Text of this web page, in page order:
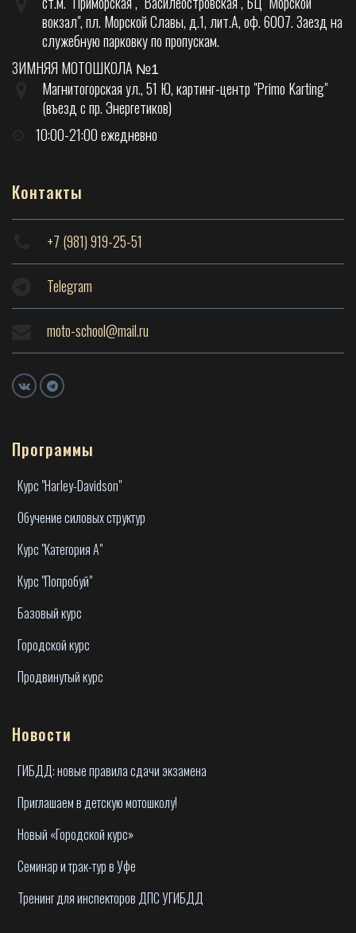
вокзал", пл. Морской Славы, д.1, лит.А, оф. 6007. Заезд на
служебную парковку по пропускам.
ЗИМНЯЯ МОТОШКОЛА №1
Магнитогорская ул., 51 Ю, картинг-центр "Primo Karting"
(въезд с пр. Энергетиков)
10:00-21:00 ежедневно
Контакты
+7 (981) 919-25-51
Telegram
moto-school@mail.ru
Программы
Курс "Harley-Davidson"
Обучение силовых структур
Курс "Категория А"
Курс "Попробуй"
Базовый курс
Городской курс
Продвинутый курс
Новости
ГИБДД: новые правила сдачи экзамена
Приглашаем в детскую мотошколу!
Новый «Городской курс»
Семинар и трак-тур в Уфе
Тренинг для инспекторов ДПС УГИБДД